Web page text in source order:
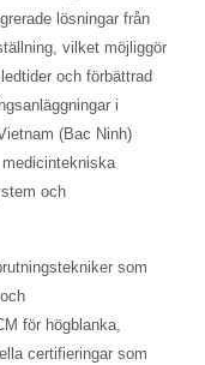
lösningar från
vilket möjliggör
och förbättrad
i
(Bac Ninh)
och
som
för högblanka,
certifieringar som